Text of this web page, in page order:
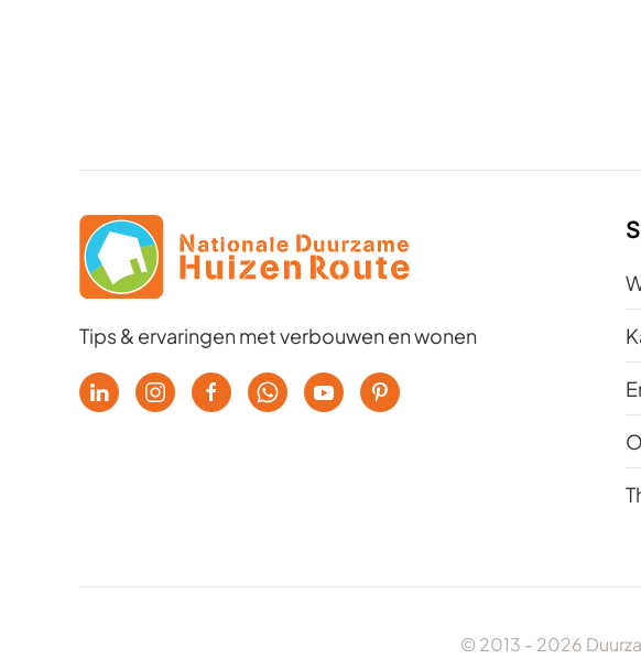
Tips & ervaringen met verbouwen en wonen
© 2013 - 2026